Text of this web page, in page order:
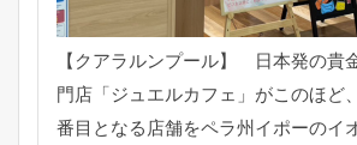
【クアラルンプール】 日本発の貴
門店「ジュエルカフェ」がこのほど、
番目となる店舗をペラ州イポーのイ